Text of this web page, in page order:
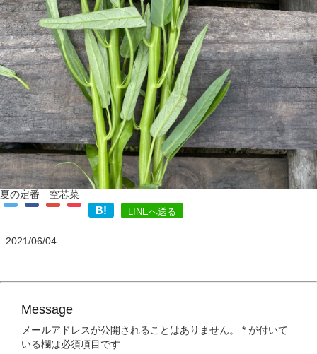
夏の定番 空芯菜
B! LINEへ送る
2021/06/04
Message
メールアドレスが公開されることはありません。 * が付いて
いる欄は必須項目です